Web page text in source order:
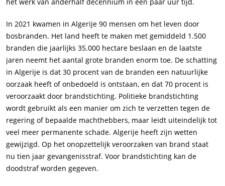
In 2021 kwamen in Algerije 90 mensen om het leven door
bosbranden. Het land heeft te maken met gemiddeld 1.500
branden die jaarlijks 35.000 hectare beslaan en de laatste
jaren neemt het aantal grote branden enorm toe. De schatting
in Algerije is dat 30 procent van de branden een natuurlijke
oorzaak heeft of onbedoeld is ontstaan, ​​en dat 70 procent is
veroorzaakt door brandstichting. Politieke brandstichting
wordt gebruikt als een manier om zich te verzetten tegen de
regering of bepaalde machthebbers, maar leidt uiteindelijk tot
veel meer permanente schade. Algerije heeft zijn wetten
gewijzigd. Op het onopzettelijk veroorzaken van brand staat
nu tien jaar gevangenisstraf. Voor brandstichting kan de
doodstraf worden gegeven.